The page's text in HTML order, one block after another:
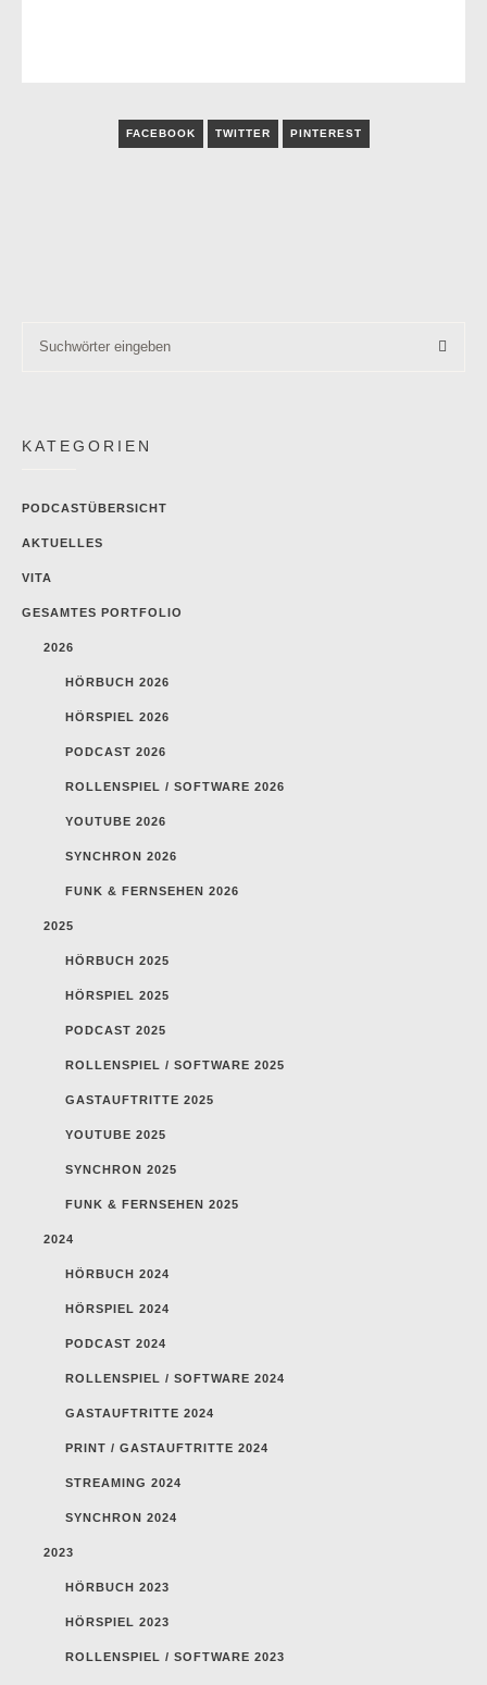
FACEBOOK TWITTER PINTEREST
KATEGORIEN
PODCASTÜBERSICHT
AKTUELLES
VITA
GESAMTES PORTFOLIO
2026
HÖRBUCH 2026
HÖRSPIEL 2026
PODCAST 2026
ROLLENSPIEL / SOFTWARE 2026
YOUTUBE 2026
SYNCHRON 2026
FUNK & FERNSEHEN 2026
2025
HÖRBUCH 2025
HÖRSPIEL 2025
PODCAST 2025
ROLLENSPIEL / SOFTWARE 2025
GASTAUFTRITTE 2025
YOUTUBE 2025
SYNCHRON 2025
FUNK & FERNSEHEN 2025
2024
HÖRBUCH 2024
HÖRSPIEL 2024
PODCAST 2024
ROLLENSPIEL / SOFTWARE 2024
GASTAUFTRITTE 2024
PRINT / GASTAUFTRITTE 2024
STREAMING 2024
SYNCHRON 2024
2023
HÖRBUCH 2023
HÖRSPIEL 2023
ROLLENSPIEL / SOFTWARE 2023